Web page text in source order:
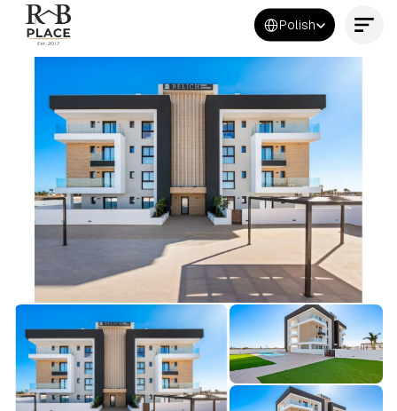
Select Language
Polish
Kontakt